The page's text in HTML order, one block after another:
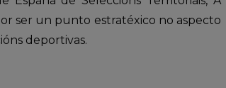
ser un punto estratéxico no aspecto
deportivas.